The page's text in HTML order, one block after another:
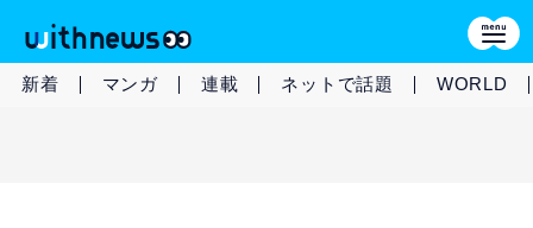
新着 マンガ 連載 ネットで話題 WORLD